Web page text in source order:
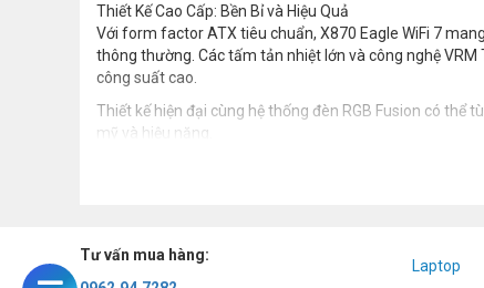
Thiết Kế Cao Cấp: Bền Bỉ và Hiệu Quả
Với form factor ATX tiêu chuẩn, X870 Eagle WiFi 7
thông thường. Các tấm tản nhiệt lớn và công nghệ
công suất cao.
Thiết kế hiện đại cùng hệ thống đèn RGB Fusion có thể
mỹ và hiệu năng.
Tư vấn mua hàng:
Laptop